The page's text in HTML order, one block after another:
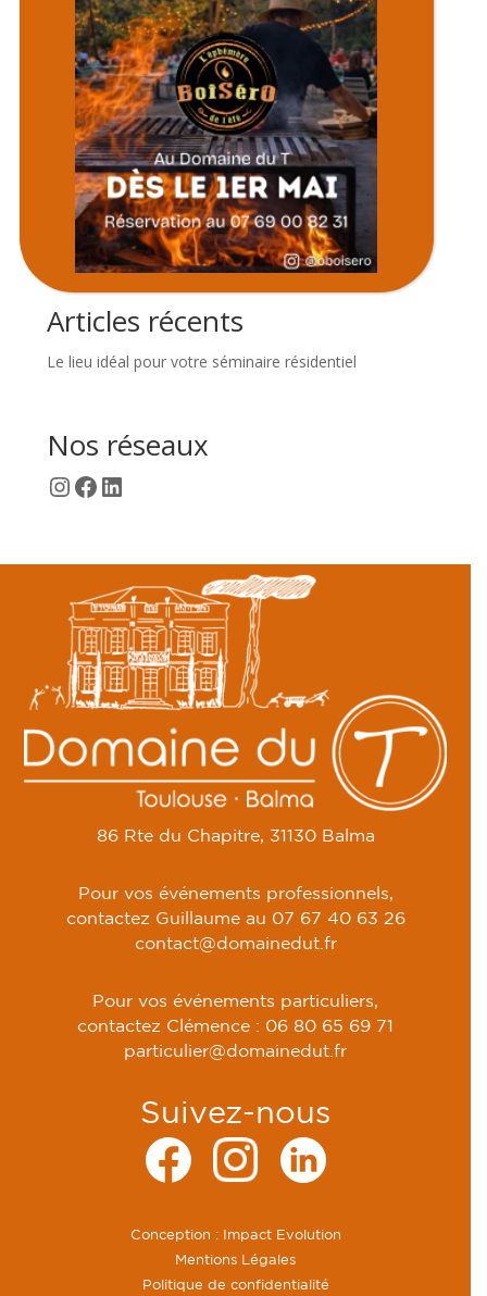
À propos
Le Domaine du T vous propose plusieurs grands
espaces modulables de réceptions, de réunions et
d’hébergements.
Catégories
Catégories
Articles récents
Le lieu idéal pour votre séminaire résidentiel
Nos réseaux
Instagram
Facebook
LinkedIn
86 Rte du Chapitre, 31130 Balma
Pour vos événements professionnels,
contactez Guillaume au 07 67 40 63 26
contact@domainedut.fr
Pour vos événements particuliers,
contactez Clémence : 06 80 65 69 71
particulier@domainedut.fr
Suivez-nous
Conception : Impact Evolution
Mentions Légales
Politique de confidentialité